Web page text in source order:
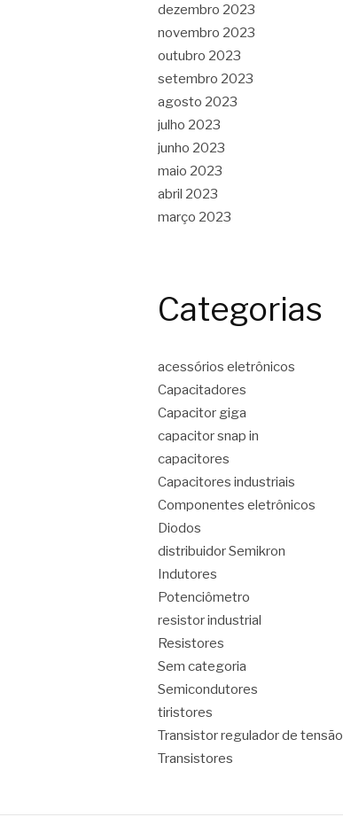
dezembro 2023
novembro 2023
outubro 2023
setembro 2023
agosto 2023
julho 2023
junho 2023
maio 2023
abril 2023
março 2023
Categorias
acessórios eletrônicos
Capacitadores
Capacitor giga
capacitor snap in
capacitores
Capacitores industriais
Componentes eletrônicos
Diodos
distribuidor Semikron
Indutores
Potenciômetro
resistor industrial
Resistores
Sem categoria
Semicondutores
tiristores
Transistor regulador de tensão
Transistores